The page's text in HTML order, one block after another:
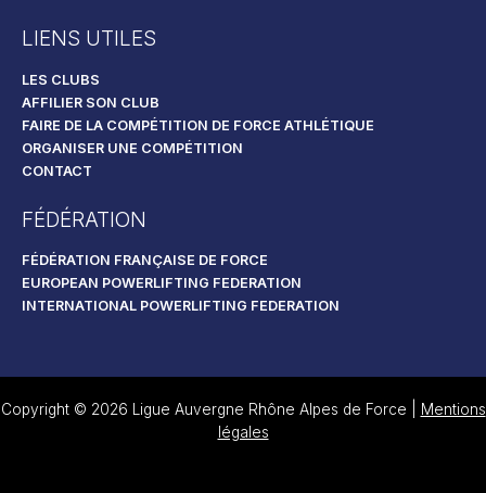
LIENS UTILES
LES CLUBS
AFFILIER SON CLUB
FAIRE DE LA COMPÉTITION DE FORCE ATHLÉTIQUE
ORGANISER UNE COMPÉTITION
CONTACT
FÉDÉRATION
FÉDÉRATION FRANÇAISE DE FORCE
EUROPEAN POWERLIFTING FEDERATION
INTERNATIONAL POWERLIFTING FEDERATION
Copyright © 2026 Ligue Auvergne Rhône Alpes de Force |
Mentions
légales